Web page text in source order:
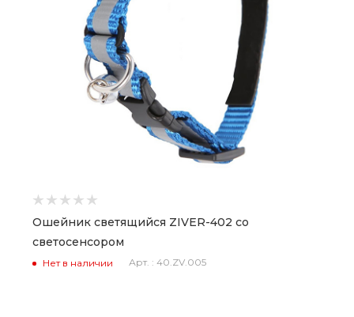
Ошейник светящийся ZIVER-402 со
светосенсором
Нет в наличии Арт. : 40.ZV.005